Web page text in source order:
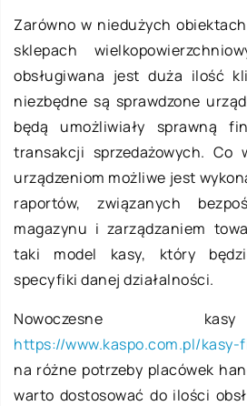
Zarówno w niedużych
sklepach
obsługiwana jest duża ilość
niezbędne są sprawdzone
będą umożliwiały sprawną
transakcji sprzedażowych. Co
urządzeniom możliwe jest
raportów, związanych
magazynu i zarządzaniem
taki model kasy, który
specyfiki danej działalności.
Nowoczesne
https://www.kaspo.com.pl/kasy-
na różne potrzeby placówek
warto dostosować do ilości